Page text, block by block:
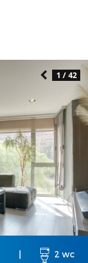
1 / 42
2 wc